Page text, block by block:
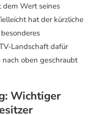
dem Wert seines
hat der kürzliche
Landschaft dafür
oben geschraubt
Wichtiger